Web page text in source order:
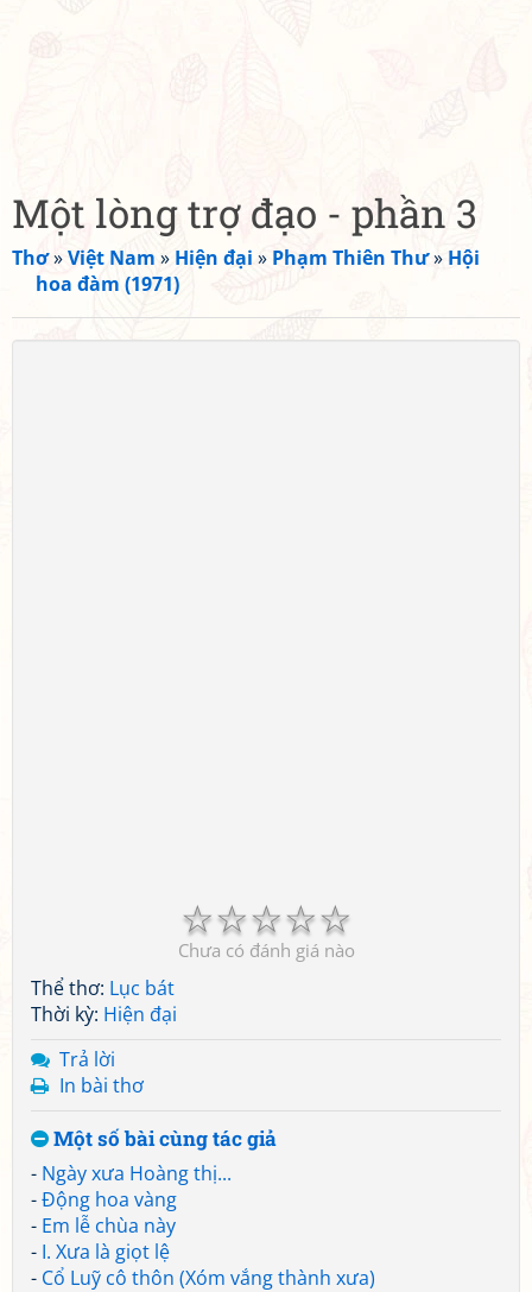
Một lòng trợ đạo - phần 3
Thơ»Việt Nam » Hiện đại » Phạm Thiên Thư» Hội
hoa đàm (1971)
☆
☆
☆
☆
☆
Chưa có đánh giá nào
Thể thơ: Lục bát
Thời kỳ: Hiện đại
Trả lời
In bài thơ
Một số bài cùng tác giả
- Ngày xưa Hoàng thị...
-Động hoa vàng
- Em lễ chùa này
- I. Xưa là giọt lệ
- Cổ Luỹ cô thôn (Xóm vắng thành xưa)